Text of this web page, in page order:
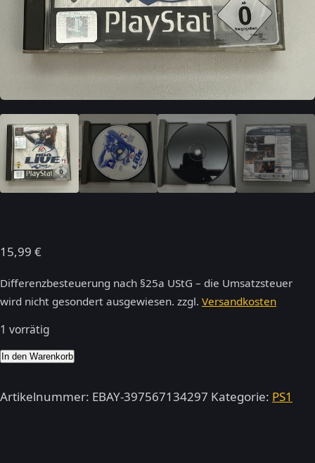
15,99 €
Differenzbesteuerung nach §25a UStG – die Umsatzsteuer
wird nicht gesondert ausgewiesen. zzgl. Versandkosten
1 vorrätig
NBA
2001
In den Warenkorb
Artikelnummer: EBAY-397567134297 Kategorie: PS1